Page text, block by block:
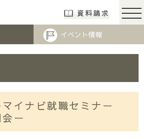
市川工務店 | らしさ
資料請求
イベント情報
イナビ就職セミナー
ー